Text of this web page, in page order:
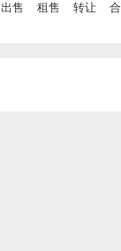
出售 租售 转让